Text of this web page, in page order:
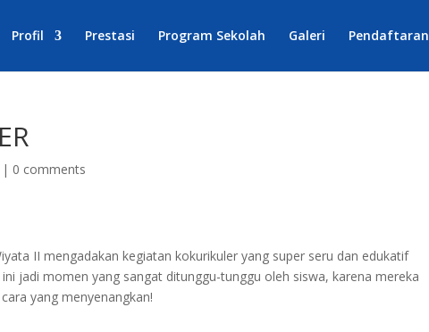
Profil Prestasi Program Sekolah Galeri Pendaftaran
| 0 comments
II mengadakan kegiatan kokurikuler yang super seru dan edukatif
jadi momen yang sangat ditunggu-tunggu oleh siswa, karena mereka
yang menyenangkan!